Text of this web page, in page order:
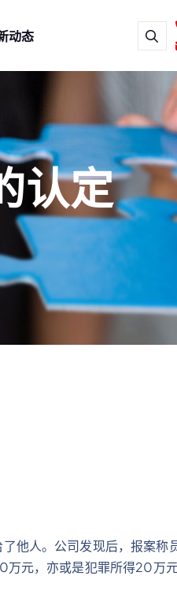
动态
认定
他人。公司发现后，报案称
元，亦或是犯罪所得20万元